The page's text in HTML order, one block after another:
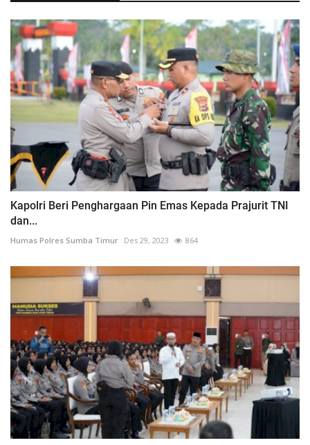
Kapolri Beri Penghargaan Pin Emas Kepada Prajurit TNI
dan...
Humas Polres Sumba Timur Des 29, 2023 864